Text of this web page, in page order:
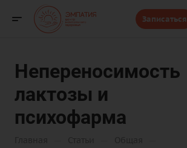
Записаться
Непереносимость
лактозы и
психофарма